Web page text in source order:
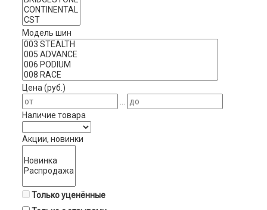
Модель шин
Цена (руб.)
Наличие товара
Акции, новинки
Только уценённые